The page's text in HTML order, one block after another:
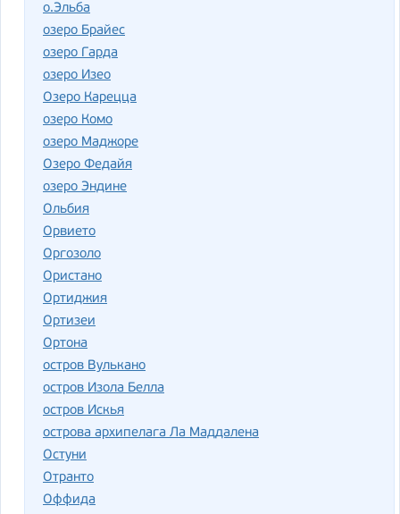
о.Эльба
озеро Брайес
озеро Гарда
озеро Изео
Озеро Карецца
озеро Комо
озеро Маджоре
Озеро Федайя
озеро Эндине
Ольбия
Орвието
Оргозоло
Ористано
Ортиджия
Ортизеи
Ортона
остров Вулькано
остров Изола Белла
остров Искья
острова архипелага Ла Маддалена
Остуни
Отранто
Оффида